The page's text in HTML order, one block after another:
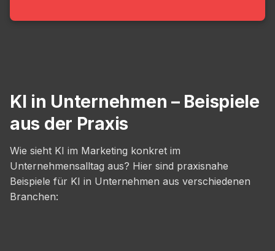
KI in Unternehmen – Beispiele
aus der Praxis
Wie sieht KI im Marketing konkret im
Unternehmensalltag aus? Hier sind praxisnahe
Beispiele für KI in Unternehmen aus verschiedenen
Branchen: